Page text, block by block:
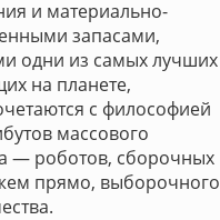
и материально-
запасами,
одни из самых лучших
на планете,
с философией
массового
— роботов, сборочных
прямо, выборочного